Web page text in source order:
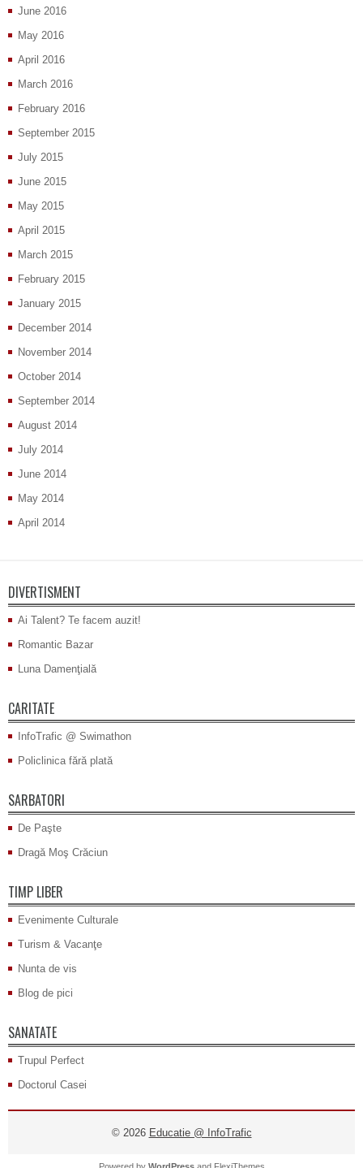
June 2016
May 2016
April 2016
March 2016
February 2016
September 2015
July 2015
June 2015
May 2015
April 2015
March 2015
February 2015
January 2015
December 2014
November 2014
October 2014
September 2014
August 2014
July 2014
June 2014
May 2014
April 2014
DIVERTISMENT
Ai Talent? Te facem auzit!
Romantic Bazar
Luna Damenţială
CARITATE
InfoTrafic @ Swimathon
Policlinica fără plată
SARBATORI
De Paşte
Dragă Moş Crăciun
TIMP LIBER
Evenimente Culturale
Turism & Vacanţe
Nunta de vis
Blog de pici
SANATATE
Trupul Perfect
Doctorul Casei
© 2026 Educatie @ InfoTrafic